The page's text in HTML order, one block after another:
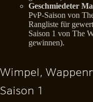
Geschmiedeter
PvP-Saison von
Rangliste für
Saison 1 von The
gewinnen).
Wimpel,
Saison 1